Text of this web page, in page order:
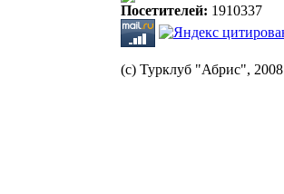
Посетителей: 1910337
(с) Турклуб "Абрис", 2008